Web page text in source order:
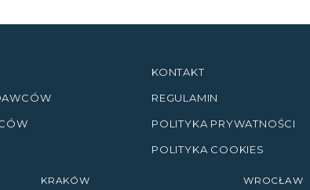
KONTAKT
REGULAMIN
POLITYKA PRYWATNOŚCI
POLITYKA COOKIES
KRAKÓW WROCŁAW